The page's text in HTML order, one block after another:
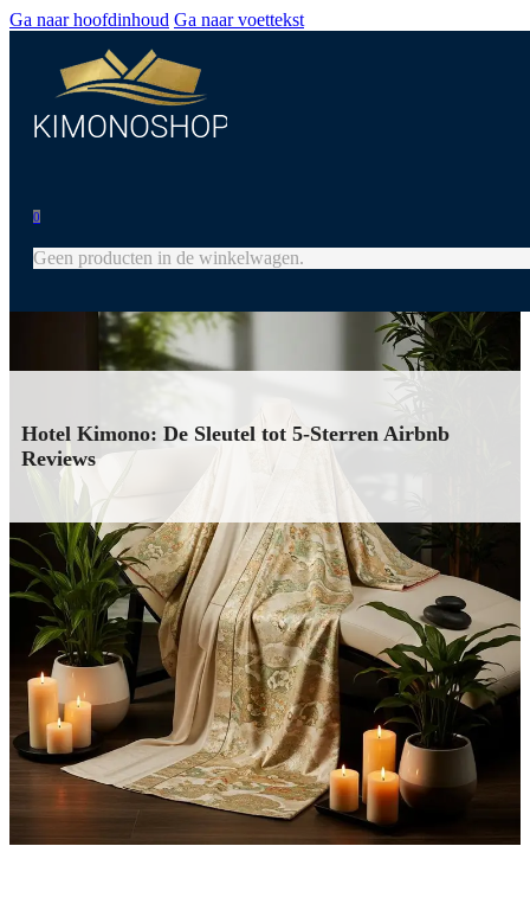
Ga naar hoofdinhoud Ga naar voettekst
0
Geen producten in de winkelwagen.
Hotel Kimono: De Sleutel tot 5-Sterren Airbnb
Reviews